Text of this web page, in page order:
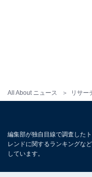
All About ニュース リサー
編集部が独自目線で調査した
レンドに関するランキングな
しています。